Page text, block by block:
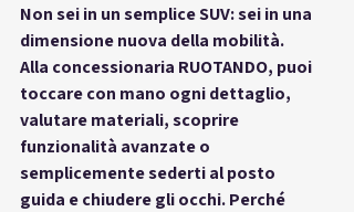
Non sei in un semplice SUV: sei in una
dimensione nuova della mobilità.
Alla concessionaria RUOTANDO, puoi
toccare con mano ogni dettaglio,
valutare materiali, scoprire
funzionalità avanzate o
semplicemente sederti al posto
guida e chiudere gli occhi. Perché